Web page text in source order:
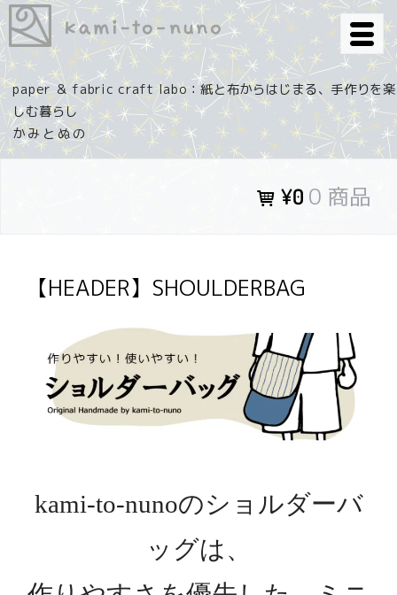
コ
ン
テ
ン
ツ
へ
ス
paper ＆ fabric craft labo：紙と布からはじまる、手作りを楽
しむ暮らし
¥0 0 商品
【HEADER】SHOULDERBAG
kami-to-nunoのショルダーバ
ッグは、